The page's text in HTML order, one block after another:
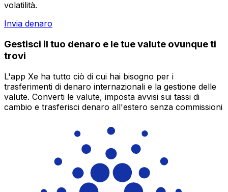
volatilità.
Invia denaro
Gestisci il tuo denaro e le tue valute ovunque ti
trovi
L'app Xe ha tutto ciò di cui hai bisogno per i
trasferimenti di denaro internazionali e la gestione delle
valute. Converti le valute, imposta avvisi sui tassi di
cambio e trasferisci denaro all'estero senza commissioni